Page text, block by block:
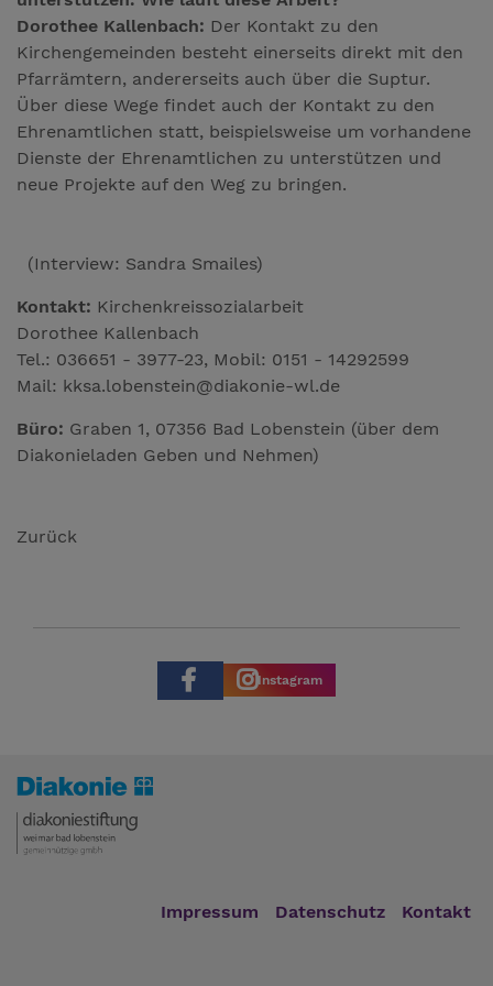
Dorothee Kallenbach: Der Kontakt zu den
Kirchengemeinden besteht einerseits direkt mit den
Pfarrämtern, andererseits auch über die Suptur.
Über diese Wege findet auch der Kontakt zu den
Ehrenamtlichen statt, beispielsweise um vorhandene
Dienste der Ehrenamtlichen zu unterstützen und
neue Projekte auf den Weg zu bringen.
(Interview: Sandra Smailes)
Kontakt: Kirchenkreissozialarbeit
Dorothee Kallenbach
Tel.: 036651 - 3977-23, Mobil: 0151 - 14292599
Mail: kksa.lobenstein@diakonie-wl.de
Büro: Graben 1, 07356 Bad Lobenstein (über dem
Diakonieladen Geben und Nehmen)
Zurück
Instagram
Impressum Datenschutz Kontakt